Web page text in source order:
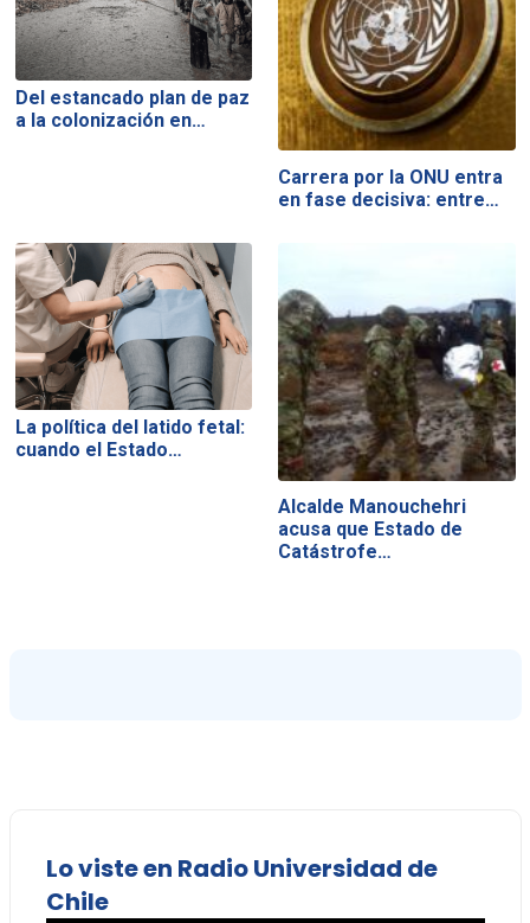
Del estancado plan de paz
a la colonización en…
Carrera por la ONU entra
en fase decisiva: entre…
La política del latido fetal:
cuando el Estado…
Alcalde Manouchehri
acusa que Estado de
Catástrofe…
Lo viste en Radio Universidad de
Chile